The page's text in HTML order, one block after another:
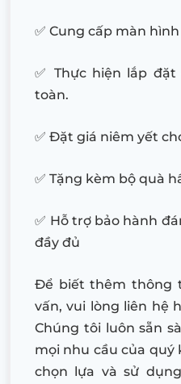
✅ Cung cấp màn
✅ Thực hiện lắp
toàn.
✅ Đặt giá niêm yết
✅ Tặng kèm bộ quà
✅ Hỗ trợ bảo hành
đầy đủ
Để biết thêm thông
vấn, vui lòng liên hệ
Chúng tôi luôn sẵn
mọi nhu cầu của quý
chọn lựa và sử